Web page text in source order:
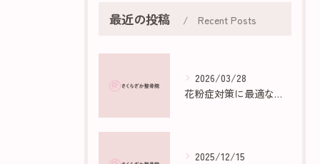
最近の投稿 Recent Posts
2026/03/28
花粉症対策に最適な部屋作りのポイント
2025/12/15